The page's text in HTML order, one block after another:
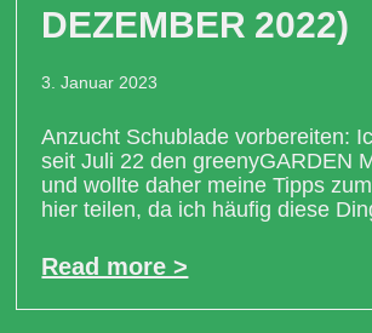
DEZEMBER 2022)
3. Januar 2023
Anzucht Schublade vorbereiten:
seit Juli 22 den greenyGARDEN
und wollte daher meine Tipps
hier teilen, da ich häufig diese
Read more >